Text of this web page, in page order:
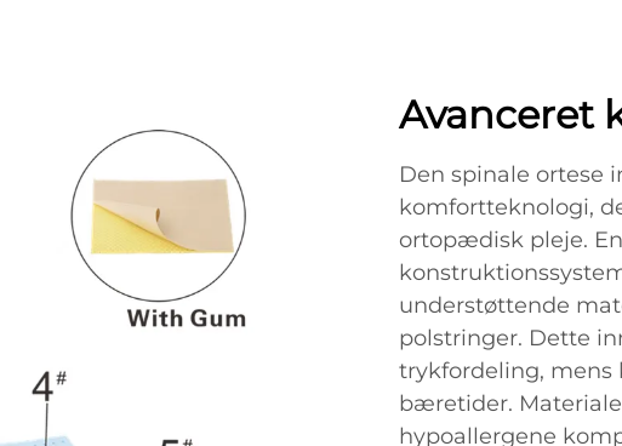
Avanceret
Den spinale ortese
komfortteknologi,
ortopædisk pleje.
understøttende
polstringer. Dette
trykfordeling,
bæretider.
hypoallergene